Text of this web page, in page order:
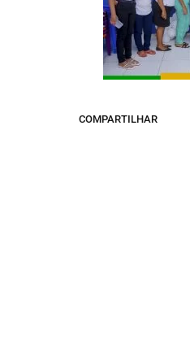
COMPARTILHAR